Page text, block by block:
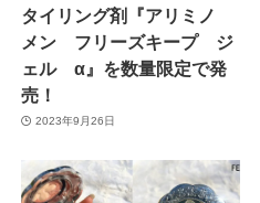
タイリング剤『アリミノ
メン フリーズキープ ジ
ェル α』を数量限定で発
売！
2023年9月26日